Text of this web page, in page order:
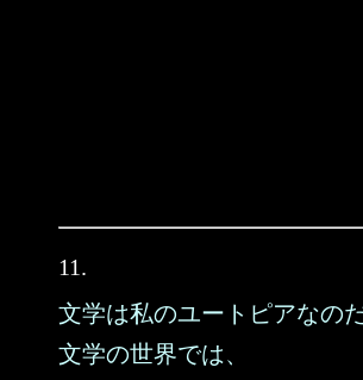
11.
文学は私のユートピアなのだ
文学の世界では、